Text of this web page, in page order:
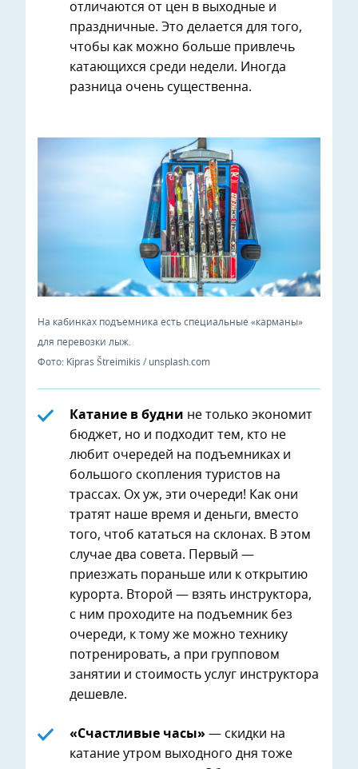
отличаются от цен в выходные и
праздничные. Это делается для того,
чтобы как можно больше привлечь
катающихся среди недели. Иногда
разница очень существенна.
На кабинках подъемника есть специальные «карманы»
для перевозки лыж.
Фото: Kipras Štreimikis / unsplash.com
Катание в будни не только экономит
бюджет, но и подходит тем, кто не
любит очередей на подъемниках и
большого скопления туристов на
трассах. Ох уж, эти очереди! Как они
тратят наше время и деньги, вместо
того, чтоб кататься на склонах. В этом
случае два совета. Первый —
приезжать пораньше или к открытию
курорта. Второй — взять инструктора,
с ним проходите на подъемник без
очереди, к тому же можно технику
потренировать, а при групповом
занятии и стоимость услуг инструктора
дешевле.
«Счастливые часы» — скидки на
катание утром выходного дня тоже